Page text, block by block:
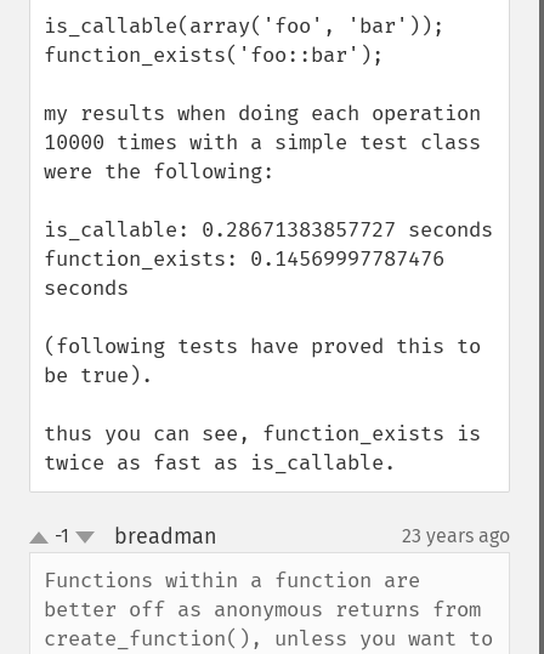
is_callable(array('foo', 'bar'));
function_exists('foo::bar');
my results when doing each operation
10000 times with a simple test class
were the following:
is_callable: 0.28671383857727 seconds
function_exists: 0.14569997787476
seconds
(following tests have proved this to
be true).
thus you can see, function_exists is
twice as fast as is_callable.
up
down
-1 breadman 23 years ago
Functions within a function are
better off as anonymous returns from
create_function(), unless you want to